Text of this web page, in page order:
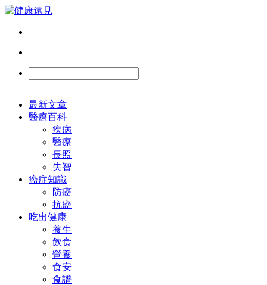
最新文章
醫療百科
疾病
醫療
長照
失智
癌症知識
防癌
抗癌
吃出健康
養生
飲食
營養
食安
食譜